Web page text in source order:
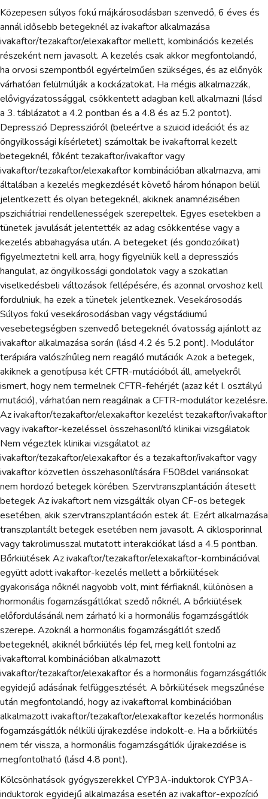
Közepesen súlyos fokú májkárosodásban szenvedő, 6 éves és
annál idősebb betegeknél az ivakaftor alkalmazása
ivakaftor/tezakaftor/elexakaftor mellett, kombinációs kezelés
részeként nem javasolt. A kezelés csak akkor megfontolandó,
ha orvosi szempontból egyértelműen szükséges, és az előnyök
várhatóan felülmúlják a kockázatokat. Ha mégis alkalmazzák,
elővigyázatossággal, csökkentett adagban kell alkalmazni (lásd
a 3. táblázatot a 4.2 pontban és a 4.8 és az 5.2 pontot).
Depresszió Depresszióról (beleértve a szuicid ideációt és az
öngyilkossági kísérletet) számoltak be ivakaftorral kezelt
betegeknél, főként tezakaftor/ivakaftor vagy
ivakaftor/tezakaftor/elexakaftor kombinációban alkalmazva, ami
általában a kezelés megkezdését követő három hónapon belül
jelentkezett és olyan betegeknél, akiknek anamnézisében
pszichiátriai rendellenességek szerepeltek. Egyes esetekben a
tünetek javulását jelentették az adag csökkentése vagy a
kezelés abbahagyása után. A betegeket (és gondozóikat)
figyelmeztetni kell arra, hogy figyelniük kell a depressziós
hangulat, az öngyilkossági gondolatok vagy a szokatlan
viselkedésbeli változások fellépésére, és azonnal orvoshoz kell
fordulniuk, ha ezek a tünetek jelentkeznek. Vesekárosodás
Súlyos fokú vesekárosodásban vagy végstádiumú
vesebetegségben szenvedő betegeknél óvatosság ajánlott az
ivakaftor alkalmazása során (lásd 4.2 és 5.2 pont). Modulátor
terápiára valószínűleg nem reagáló mutációk Azok a betegek,
akiknek a genotípusa két CFTR-mutációból áll, amelyekről
ismert, hogy nem termelnek CFTR-fehérjét (azaz két I. osztályú
mutáció), várhatóan nem reagálnak a CFTR-modulátor kezelésre.
Az ivakaftor/tezakaftor/elexakaftor kezelést tezakaftor/ivakaftor
vagy ivakaftor-kezeléssel összehasonlító klinikai vizsgálatok
Nem végeztek klinikai vizsgálatot az
ivakaftor/tezakaftor/elexakaftor és a tezakaftor/ivakaftor vagy
ivakaftor közvetlen összehasonlítására F508del variánsokat
nem hordozó betegek körében. Szervtranszplantáción átesett
betegek Az ivakaftort nem vizsgálták olyan CF-os betegek
esetében, akik szervtranszplantáción estek át. Ezért alkalmazása
transzplantált betegek esetében nem javasolt. A ciklosporinnal
vagy takrolimusszal mutatott interakciókat lásd a 4.5 pontban.
Bőrkiütések Az ivakaftor/tezakaftor/elexakaftor-kombinációval
együtt adott ivakaftor-kezelés mellett a bőrkiütések
gyakorisága nőknél nagyobb volt, mint férfiaknál, különösen a
hormonális fogamzásgátlókat szedő nőknél. A bőrkiütések
előfordulásánál nem zárható ki a hormonális fogamzásgátlók
szerepe. Azoknál a hormonális fogamzásgátlót szedő
betegeknél, akiknél bőrkiütés lép fel, meg kell fontolni az
ivakaftorral kombinációban alkalmazott
ivakaftor/tezakaftor/elexakaftor és a hormonális fogamzásgátlók
egyidejű adásának felfüggesztését. A bőrkiütések megszűnése
után megfontolandó, hogy az ivakaftorral kombinációban
alkalmazott ivakaftor/tezakaftor/elexakaftor kezelés hormonális
fogamzásgátlók nélküli újrakezdése indokolt-e. Ha a bőrkiütés
nem tér vissza, a hormonális fogamzásgátlók újrakezdése is
megfontolható (lásd 4.8 pont).
Kölcsönhatások gyógyszerekkel CYP3A-induktorok CYP3A-
induktorok egyidejű alkalmazása esetén az ivakaftor-expozíció